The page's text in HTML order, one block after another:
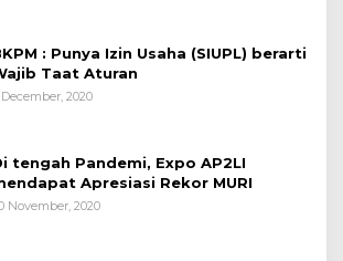
: Punya Izin Usaha (SIUPL) berarti
Taat Aturan
2020
tengah Pandemi, Expo AP2LI
Apresiasi Rekor MURI
November, 2020